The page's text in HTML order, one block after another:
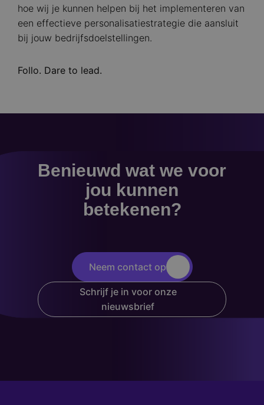
hoe wij je kunnen helpen bij het implementeren van
een effectieve personalisatiestrategie die aansluit
bij jouw bedrijfsdoelstellingen.​
Follo. Dare to lead.
Benieuwd wat we voor
jou kunnen
betekenen?
Neem contact op
Schrijf je in voor onze
nieuwsbrief